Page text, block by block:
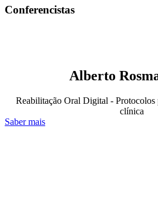
Conferencistas
Alberto
Reabilitação Oral Digital - Protocolos
clínica
Saber mais